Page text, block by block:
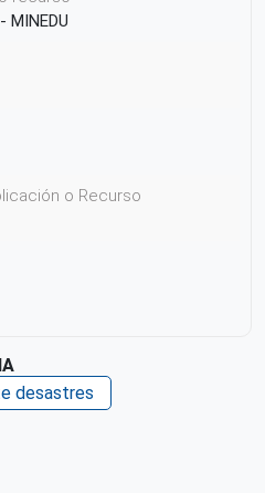
MINEDU
o Recurso
desastres